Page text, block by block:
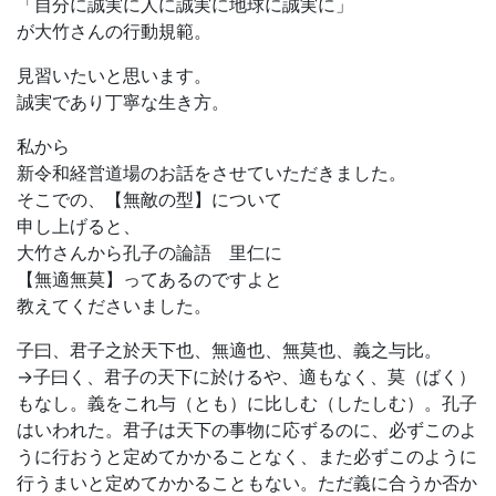
が大竹さんの行動規範。
見習いたいと思います。
誠実であり丁寧な生き方。
私から
新令和経営道場のお話をさせていただきました。
そこでの、【無敵の型】について
申し上げると、
大竹さんから孔子の論語 里仁に
【無適無莫】ってあるのですよと
教えてくださいました。
子曰、君子之於天下也、無適也、無莫也、義之与比。
→子曰く、君子の天下に於けるや、適もなく、莫（ばく）
もなし。義をこれ与（とも）に比しむ（したしむ）。孔子
はいわれた。君子は天下の事物に応ずるのに、必ずこのよ
うに行おうと定めてかかることなく、また必ずこのように
行うまいと定めてかかることもない。ただ義に合うか否か